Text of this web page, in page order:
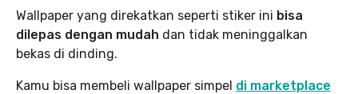
Wallpaper yang direkatkan seperti stiker ini bisa
dilepas dengan mudah dan tidak meninggalkan
bekas di dinding.
Kamu bisa membeli wallpaper simpel di marketplace